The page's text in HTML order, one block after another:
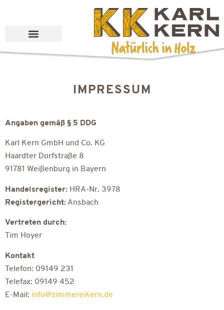
IMPRESSUM
Angaben gemäß § 5 DDG
Karl Kern GmbH und Co. KG
Haardter Dorfstraße 8
91781 Weißenburg in Bayern
Handelsregister: HRA-Nr. 3978
Registergericht: Ansbach
Vertreten durch:
Tim Hoyer
Kontakt
Telefon: 09149 231
Telefax: 09149 452
E-Mail: info@zimmereikern.de